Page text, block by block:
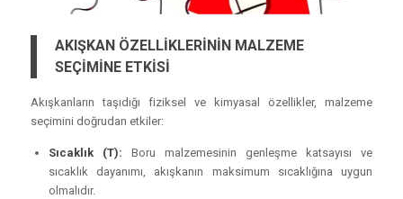
AKIŞKAN ÖZELLİKLERİNİN MALZEME
SEÇİMİNE ETKİSİ
Akışkanların taşıdığı fiziksel ve kimyasal özellikler, malzeme
seçimini doğrudan etkiler:
Sıcaklık (T): Boru malzemesinin genleşme katsayısı ve
sıcaklık dayanımı, akışkanın maksimum sıcaklığına uygun
olmalıdır.